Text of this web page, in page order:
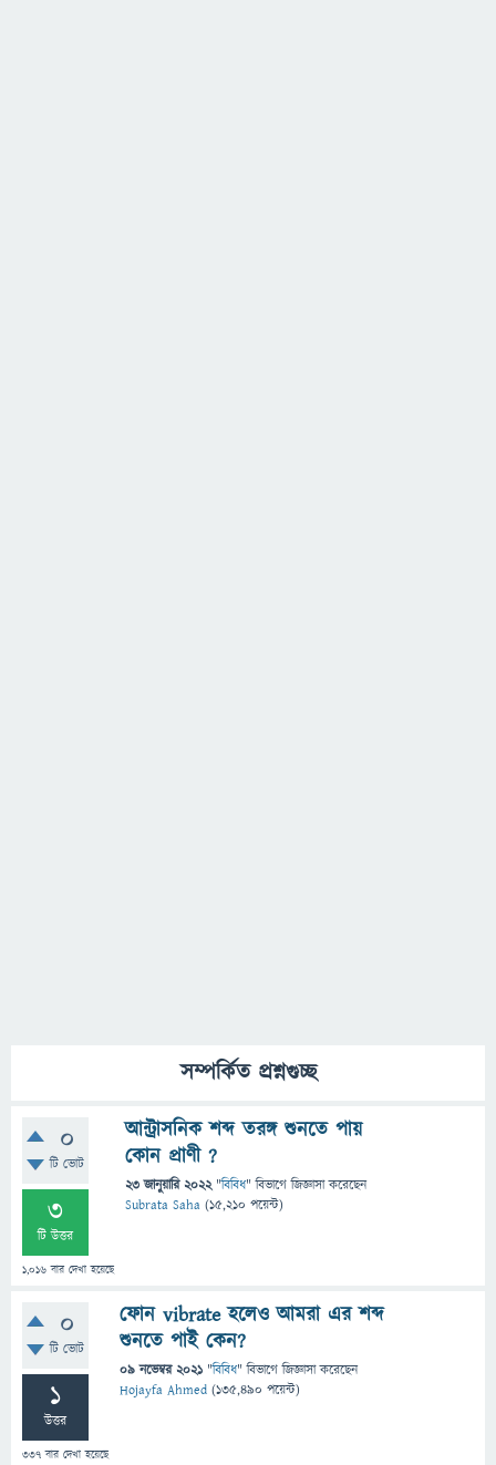
সম্পর্কিত প্রশ্নগুচ্ছ
0
টি ভোট
3
টি উত্তর
1,016 বার দেখা হয়েছে
আন্ট্রাসনিক শব্দ তরঙ্গ শুনতে পায়
কোন প্রাণী ?
23 জানুয়ারি 2022 "বিবিধ" বিভাগে জিজ্ঞাসাকরেছেন
Subrata Saha (15,210 পয়েন্ট)
0
টি ভোট
1
উত্তর
337 বার দেখা হয়েছে
ফোন vibrate হলেও আমরা এর শব্দ
শুনতে পাই কেন?
09 নভেম্বর 2021 "বিবিধ" বিভাগে জিজ্ঞাসাকরেছেন
Hojayfa Ahmed (135,490 পয়েন্ট)